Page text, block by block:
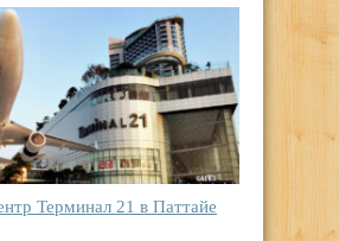
Терминал 21 в Паттайе